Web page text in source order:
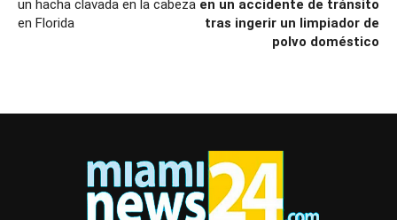
un hacha clavada en la cabeza
en Florida
en un accidente de tránsito
tras ingerir un limpiador de
polvo doméstico